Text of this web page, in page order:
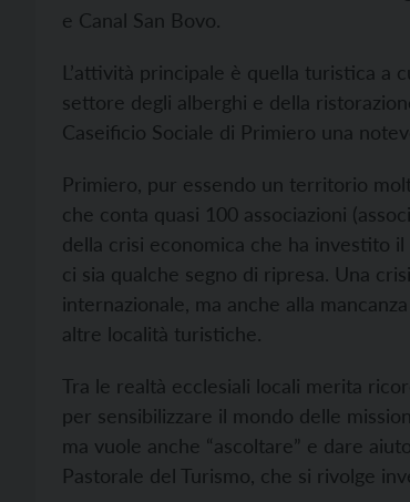
e Canal San Bovo.
L’attività principale è quella turistica a
settore degli alberghi e della
Caseificio Sociale di Primiero una
Primiero, pur essendo un territorio
che conta quasi 100 associazioni
della crisi economica che ha investito
ci sia qualche segno di ripresa. Una
internazionale, ma anche alla
altre località turistiche.
Tra le realtà ecclesiali locali merita
per sensibilizzare il mondo delle
ma vuole anche “ascoltare” e dare
Pastorale del Turismo, che si rivolge